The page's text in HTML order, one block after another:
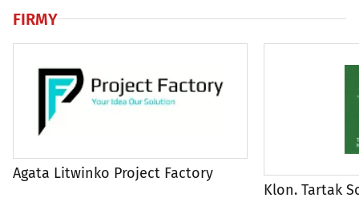
FIRMY
Agata Litwinko Project Factory
Klon. Tartak